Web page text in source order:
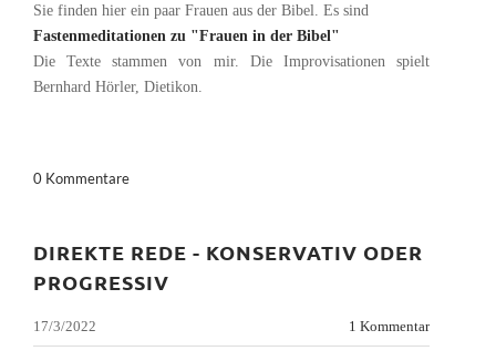
Sie finden hier ein paar Frauen aus der Bibel. Es sind
Fastenmeditationen zu "Frauen in der Bibel"
Die Texte stammen von mir. Die Improvisationen spielt
Bernhard Hörler, Dietikon.
0 Kommentare
DIREKTE REDE - KONSERVATIV ODER
PROGRESSIV
17/3/2022 1 Kommentar